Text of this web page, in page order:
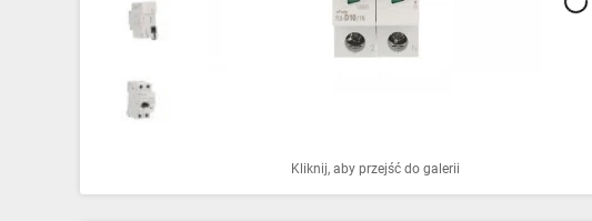
Oprawy oświetleniowe
Pompy ciepła
Ogrzewanie
Kliknij, aby przejść do galerii